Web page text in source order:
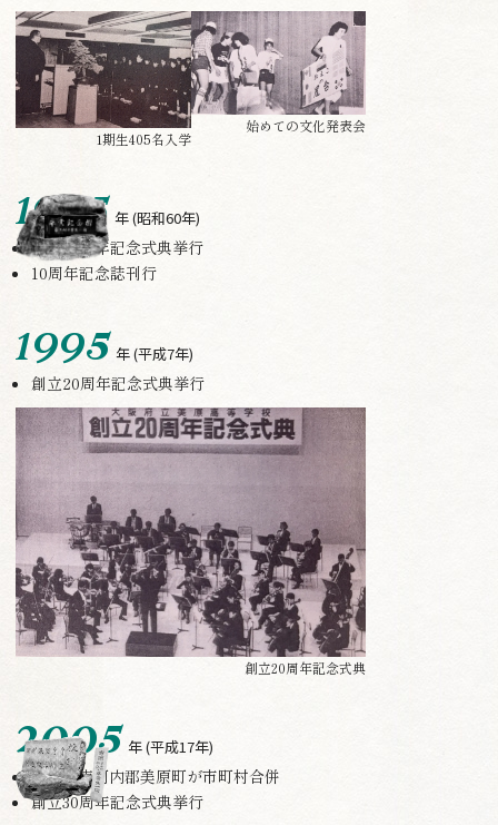
1期生405名入学
始めての文化発表会
1985 年(昭和60年)
創立10周年記念式典挙行
10周年記念誌刊行
1995 年(平成7年)
創立20周年記念式典挙行
創立20周年記念式典
2005 年(平成17年)
堺市と南河内郡美原町が市町村合併
創立30周年記念式典挙行